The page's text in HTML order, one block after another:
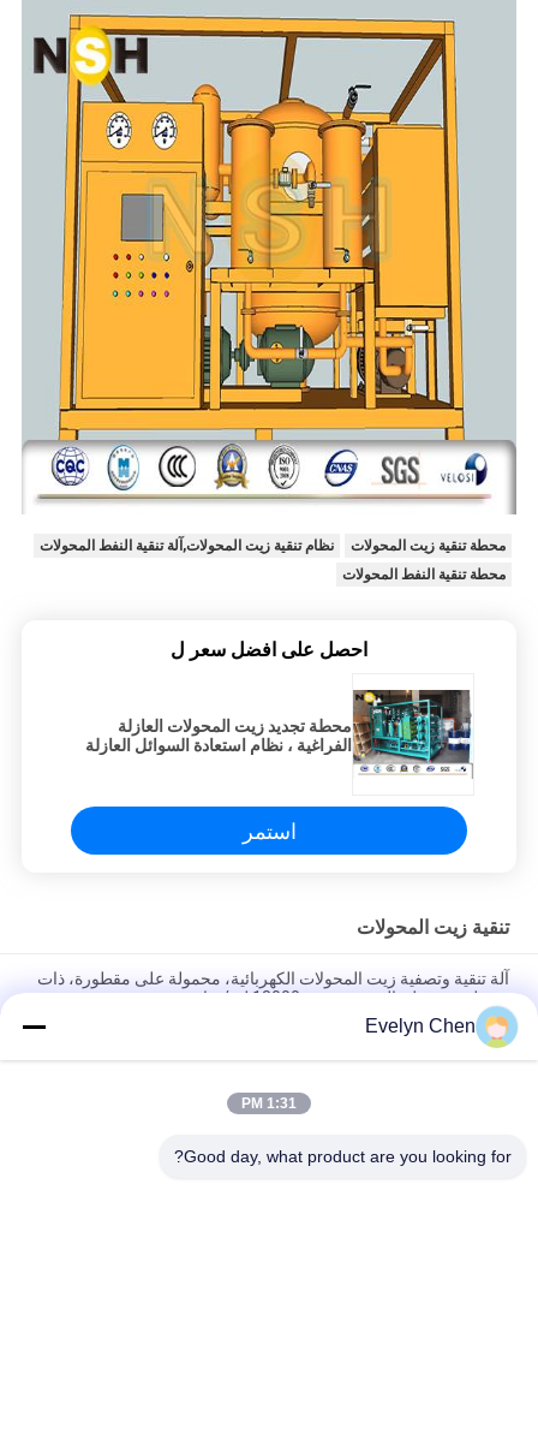
محطة تنقية زيت المحولات
نظام تنقية زيت المحولات,آلة تنقية النفط المحولات
محطة تنقية النفط المحولات
احصل على افضل سعر ل
محطة تجديد زيت المحولات العازلة
الفراغية ، نظام استعادة السوائل العازلة
استمر
تنقية زيت المحولات
آلة تنقية وتصفية زيت المحولات الكهربائية، محمولة على مقطورة، ذات
مرحلتين، تعمل بالتفريغ، بسعة 18000 لتر/ساعة
في الموقع بالنسبة للمحولات 110 كيلو فولت
الفولاذ المقاوم للصدأ ديهيدراتور تنقية النفط فراغ لمعالجة النفط العازلة
Evelyn Chen
1:31 PM
Good day, what product are you looking for?